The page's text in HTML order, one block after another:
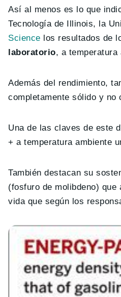
Así al menos es lo que
Tecnología de Illinois, la
Science los resultados de
laboratorio, a temperatura
Además del rendimiento,
completamente sólido y no
Una de las claves de este
+ a temperatura ambiente
También destacan su
(fosfuro de molibdeno)
vida que según los